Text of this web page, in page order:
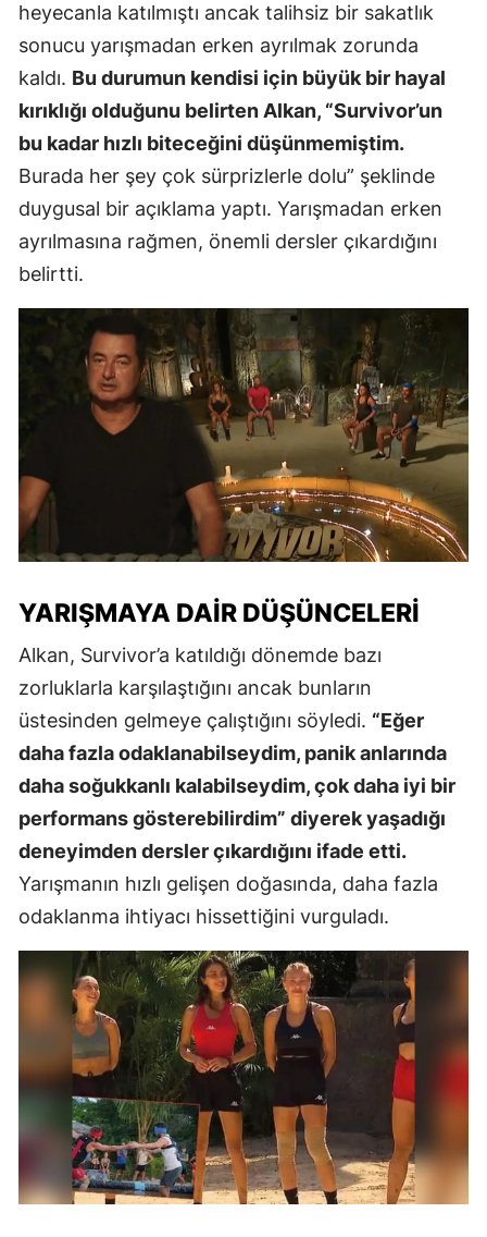
heyecanla katılmıştı ancak talihsiz bir sakatlık
sonucu yarışmadan erken ayrılmak zorunda
kaldı. Bu durumun kendisi için büyük bir hayal
kırıklığı olduğunu belirten Alkan, “Survivor’un
bu kadar hızlı biteceğini düşünmemiştim.
Burada her şey çok sürprizlerle dolu” şeklinde
duygusal bir açıklama yaptı. Yarışmadan erken
ayrılmasına rağmen, önemli dersler çıkardığını
belirtti.
YARIŞMAYA DAIR DÜŞÜNCELERI
Alkan, Survivor’a katıldığı dönemde bazı
zorluklarla karşılaştığını ancak bunların
üstesinden gelmeye çalıştığını söyledi. “Eğer
daha fazla odaklanabilseydim, panik anlarında
daha soğukkanlı kalabilseydim, çok daha iyi bir
performans gösterebilirdim” diyerek yaşadığı
deneyimden dersler çıkardığını ifade etti.
Yarışmanın hızlı gelişen doğasında, daha fazla
odaklanma ihtiyacı hissettiğini vurguladı.